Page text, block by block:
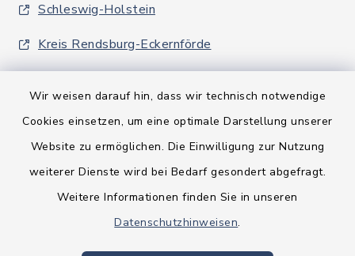
Wir weisen darauf hin, dass wir technisch notwendige
Cookies einsetzen, um eine optimale Darstellung unserer
Website zu ermöglichen. Die Einwilligung zur Nutzung
weiterer Dienste wird bei Bedarf gesondert abgefragt.
Weitere Informationen finden Sie in unseren
Datenschutzhinweisen.
Schleswig-Holstein
Kreis Rendsburg-Eckernförde
Barrierefreiheit